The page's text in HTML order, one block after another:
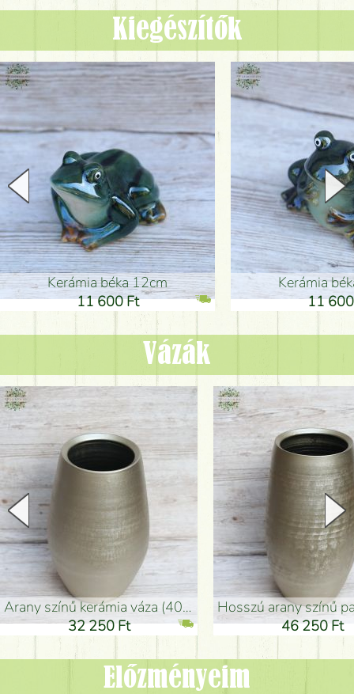
Kiegészítők
Kerámia béka 12cm
11 600 Ft
Kerámia
11
Vázák
arany színű kerámia váza (40x26cm)
32 250 Ft
hosszú arany színű
46 250 Ft
Előzményeim